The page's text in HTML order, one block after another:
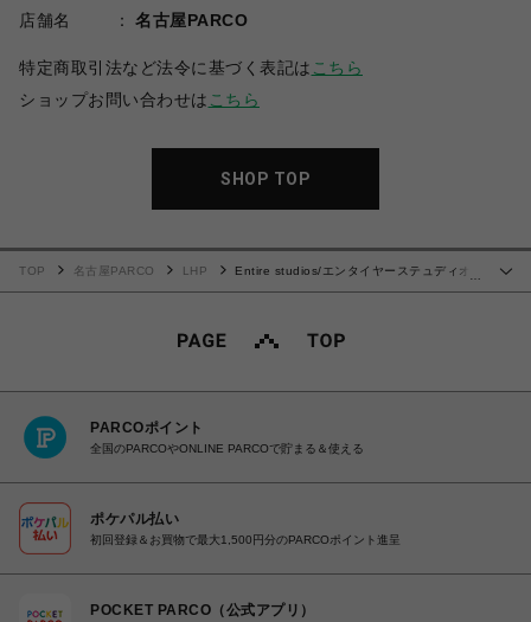
店舗名
名古屋PARCO
特定商取引法など法令に基づく表記は こちら
ショップお問い合わせは こちら
SHOP TOP
…
TOP 名古屋PARCO LHP
Entire studios/エンタイヤーステュディオ
PARCOポイント
全国のPARCOやONLINE PARCOで貯まる＆使える
ポケパル払い
初回登録＆お買物で最大1,500円分のPARCOポイント進呈
POCKET PARCO（公式アプリ）